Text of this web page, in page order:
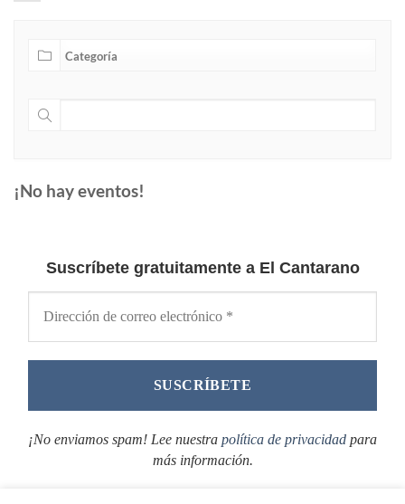
¡No hay eventos!
Suscríbete gratuitamente a El Cantarano
¡No enviamos spam! Lee nuestra política de privacidad para
más información.